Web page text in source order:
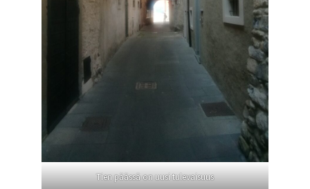
Tien päässä on uusi tulevaisuus